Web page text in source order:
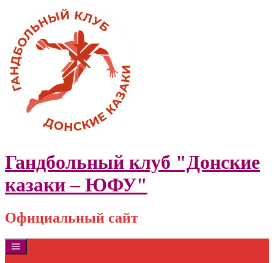
content
Гандбольный клуб "Донские
казаки – ЮФУ"
Официальный сайт